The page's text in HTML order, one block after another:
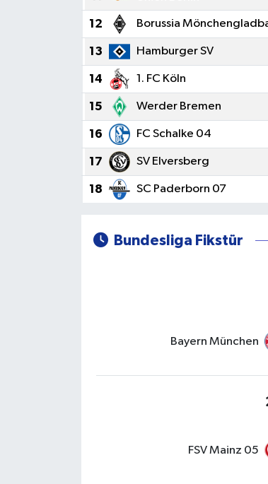
12 Borussia
13 Hamburger SV
14 1. FC Köln
15 Werder Bremen
16 FC Schalke 04
17 SV Elversberg
18 SC Paderborn 07
Bundesliga Fikstür
Bayern München
FSV Mainz 05